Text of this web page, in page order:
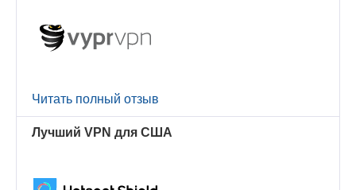
Читать полный отзыв
Лучший VPN для США